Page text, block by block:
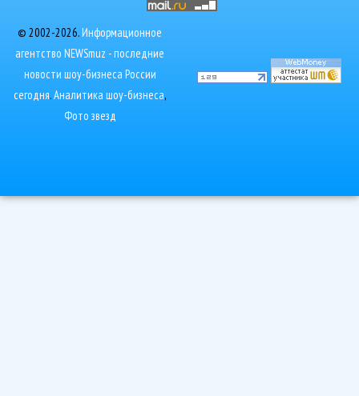
© 2002-2026.Информационное
агентство NEWSmuz - последние
новости шоу-бизнеса России
сегодня.Аналитика шоу-бизнеса,
Фото звезд